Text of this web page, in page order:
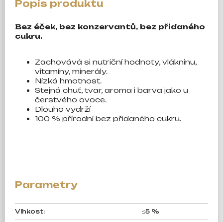
Bez éček, bez konzervantů, bez přidaného
cukru.
Zachovává si nutriční hodnoty, vlákninu,
vitamíny, minerály.
Nízká hmotnost.
Stejná chuť, tvar, aroma i barva jako u
čerstvého ovoce.
Dlouho vydrží
100 % přírodní bez přidaného cukru.
Vlhkost: ≤5 %